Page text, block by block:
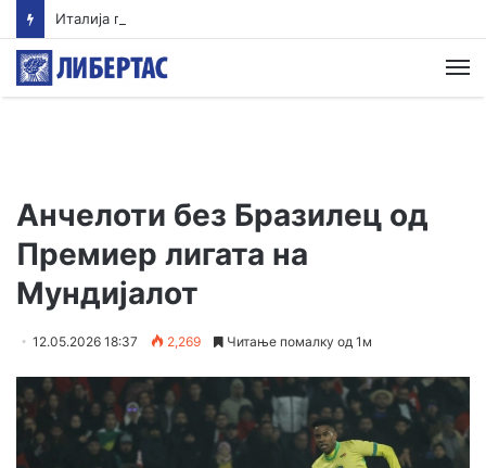
Анчелоти без Бразилец од
Премиер лигата на
Мундијалот
12.05.2026 18:37 2,269 Читање помалку од 1м